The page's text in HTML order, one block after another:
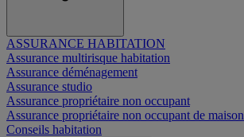
ASSURANCE HABITATION
Assurance multirisque habitation
Assurance déménagement
Assurance studio
Assurance propriétaire non occupant
Assurance propriétaire non occupant de maison
Conseils habitation